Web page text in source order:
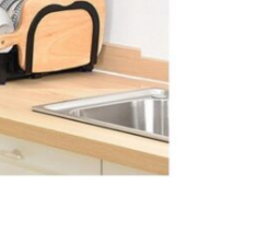
מתנות לחנוכת בית
מתנות למטבח
מתכונים שלכם
מאמרים